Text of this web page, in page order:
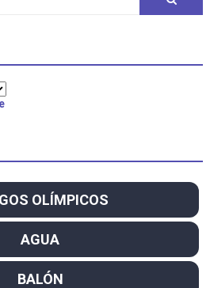
OLÍMPICOS
AGUA
BALÓN